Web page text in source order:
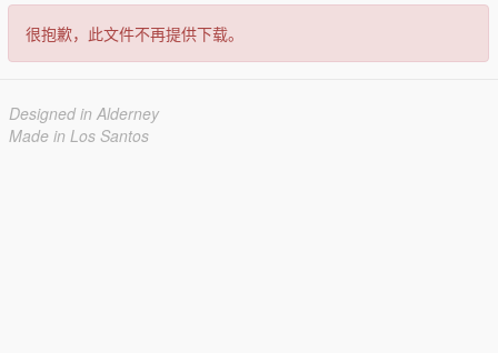
很抱歉，此文件不再提供下载。
Designed in Alderney
Made in Los Santos